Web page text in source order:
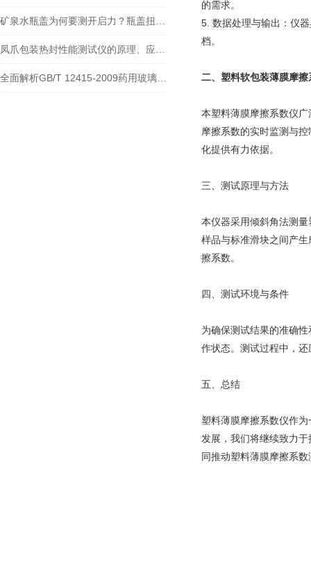
的需求。
5. 数据处理与输出：仪
档。
二、 塑料软包装薄膜摩擦
本塑料薄膜摩擦系数仪
摩擦系数的实时监测与
化提供有力依据。
三、测试原理与方法
本仪器采用倾斜角法测量
样品与标准滑块之间产
擦系数。
四、测试环境与条件
为确保测试结果的准确
作状态。测试过程中，
五、总结
塑料薄膜摩擦系数仪作
发展，我们将继续致力
同推动塑料薄膜摩擦系